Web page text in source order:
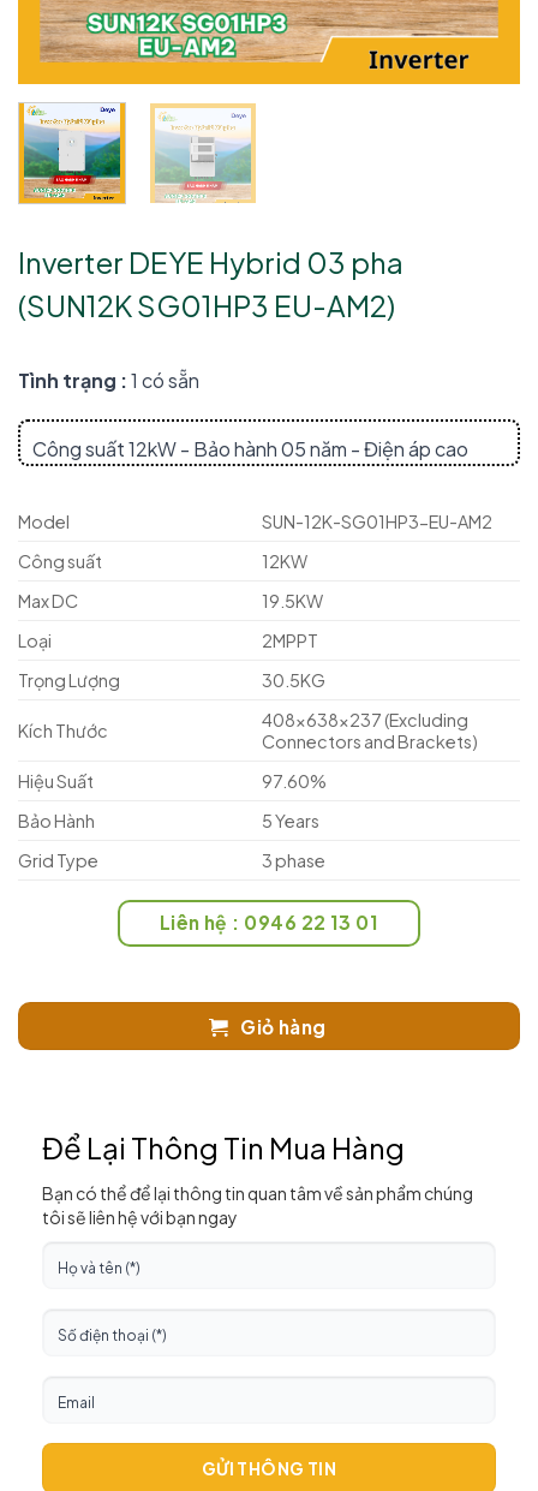
Inverter DEYE Hybrid 03 pha
(SUN12K SG01HP3 EU-AM2)
Tình trạng :1 có sẵn
Công suất 12kW - Bảo hành 05 năm - Điện áp cao
Model
SUN-12K-SG01HP3-EU-AM2
Công suất
12KW
Max DC
19.5KW
Loại
2MPPT
Trọng Lượng
30.5KG
Kích Thước
408×638×237 (Excluding
Connectors and Brackets)
Hiệu Suất
97.60%
Bảo Hành
5 Years
Grid Type
3 phase
Liên hệ : 0946 22 13 01
Giỏ hàng
Để Lại Thông Tin Mua Hàng
Bạn có thể để lại thông tin quan tâm về sản phẩm chúng
tôi sẽ liên hệ với bạn ngay
GỬI THÔNG TIN